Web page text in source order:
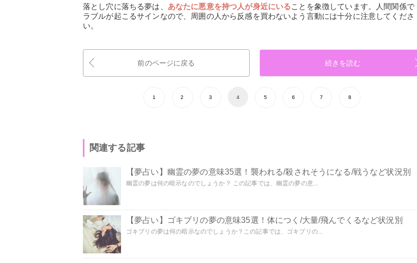
落とし穴に落ちる夢は、 あなたに悪意を持つ人が身近にいることを象徴しています。人間関係で
ラブルが起こるサインなので、周囲の人から反感を買わないよう言動には十分に注意してくださ
い。
前のページに戻る 続きを読む
1 2 3 4 5 6 7 8
関連する記事
【夢占い】幽霊の夢の意味35選！襲われる/殺されそうになる/戦うなど状況別
幽霊の夢は何の暗示なのでしょうか？ この記事では、幽霊の夢の意...
【夢占い】ゴキブリの夢の意味35選！体につく/大量/飛んでくるなど状況別
ゴキブリの夢は何の暗示なのでしょうか？この記事では、ゴキブリの...